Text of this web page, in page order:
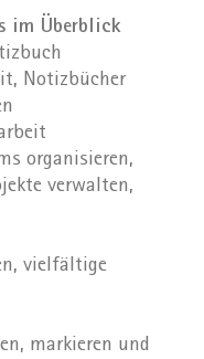
im Überblick
Notizbücher
organisieren,
verwalten,
vielfältige
markieren und